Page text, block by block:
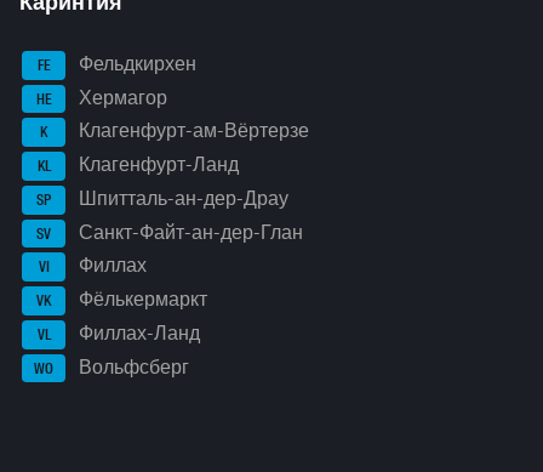
FE Фельдкирхен
HE Хермагор
K Клагенфурт-ам-Вёртерзе
KL Клагенфурт-Ланд
SP Шпитталь-ан-дер-Драу
SV Санкт-Файт-ан-дер-Глан
VI Филлах
VK Фёлькермаркт
VL Филлах-Ланд
WO Вольфсберг